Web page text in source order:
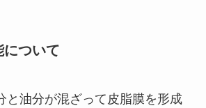
について
と油分が混ざって皮脂膜を形成